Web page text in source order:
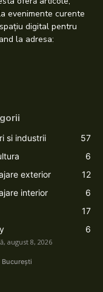
evenimente curente
digital pentru
la adresa:
si industrii
57
6
exterior
12
interior
6
17
6
august 8, 2026
București